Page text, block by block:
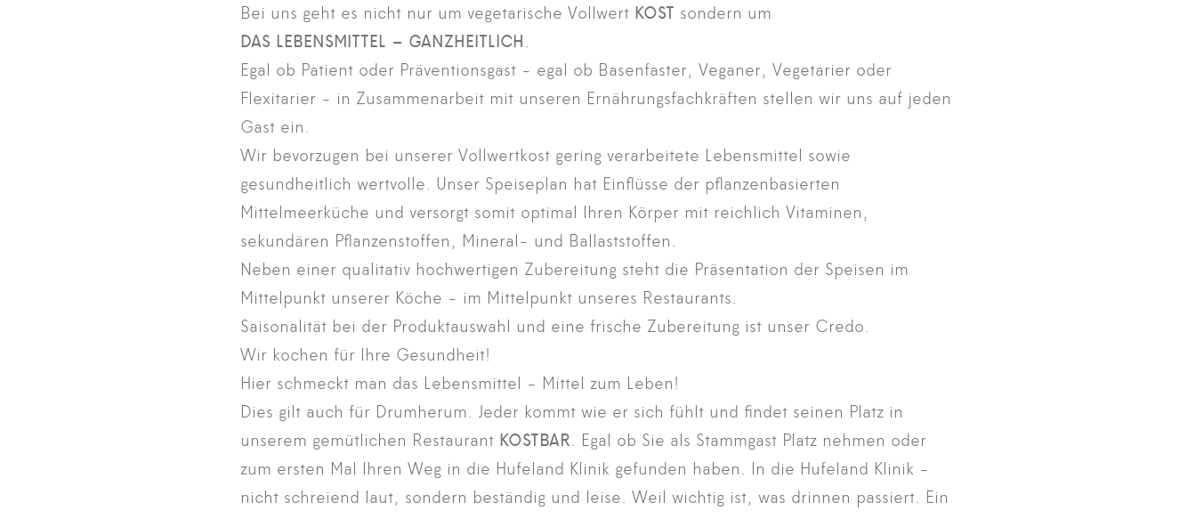
Bei uns geht es nicht nur um vegetarische Vollwert KOST sondern um
DAS LEBENSMITTEL – GANZHEITLICH.
Egal ob Patient oder Präventionsgast - egal ob Basenfaster, Veganer, Vegetarier oder
Flexitarier - in Zusammenarbeit mit unseren Ernährungsfachkräften stellen wir uns auf jeden
Gast ein.
Wir bevorzugen bei unserer Vollwertkost gering verarbeitete Lebensmittel sowie
gesundheitlich wertvolle. Unser Speiseplan hat Einflüsse der pflanzenbasierten
Mittelmeerküche und versorgt somit optimal Ihren Körper mit reichlich Vitaminen,
sekundären Pflanzenstoffen, Mineral- und Ballaststoffen.
Neben einer qualitativ hochwertigen Zubereitung steht die Präsentation der Speisen im
Mittelpunkt unserer Köche - im Mittelpunkt unseres Restaurants.
Saisonalität bei der Produktauswahl und eine frische Zubereitung ist unser Credo.
Wir kochen für Ihre Gesundheit!
Hier schmeckt man das Lebensmittel - Mittel zum Leben!
Dies gilt auch für Drumherum. Jeder kommt wie er sich fühlt und findet seinen Platz in
unserem gemütlichen RestaurantKOSTBAR. Egal ob Sie als Stammgast Platz nehmen oder
zum ersten Mal Ihren Weg in die Hufeland Klinik gefunden haben. In die Hufeland Klinik -
nicht schreiend laut, sondern beständig und leise. Weil wichtig ist, was drinnen passiert. Ein